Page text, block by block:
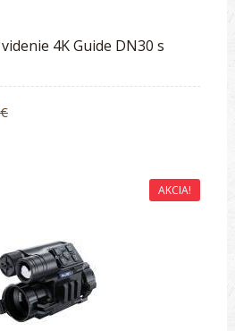
4K Guide DN30 s
AKCIA!